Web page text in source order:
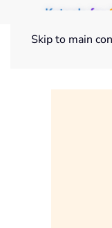
Skip to main
Kutools for